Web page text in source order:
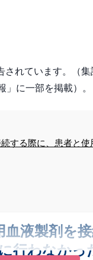
れています。（
に一部を掲載）。
する際に、患者と
液製剤を
行わなかっ